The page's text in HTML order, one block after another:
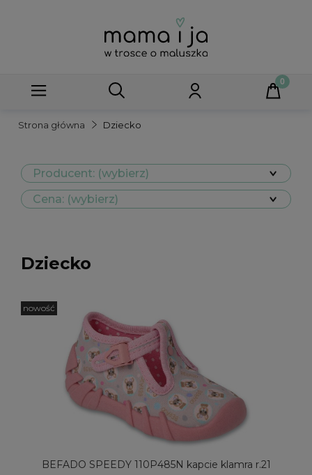
Strona główna Dziecko
Producent: (wybierz)
Cena: (wybierz)
Dziecko
BEFADO SPEEDY 110P485N kapcie klamra r.21
nowość